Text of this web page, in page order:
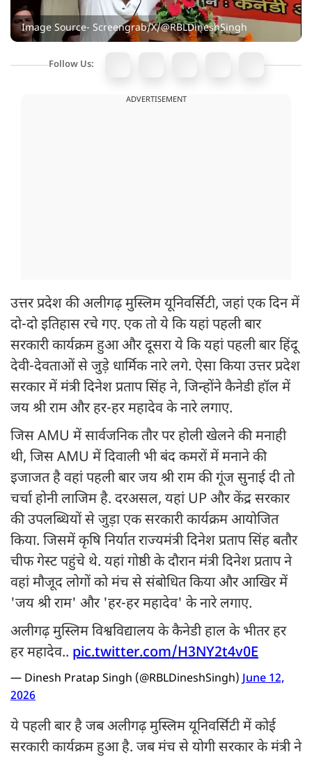
Image Source- Screengrab/X/@RBLDineshSingh
Follow Us:
ADVERTISEMENT
उत्तर प्रदेश की अलीगढ़ मुस्लिम यूनिवर्सिटी, जहां एक दिन में
दो-दो इतिहास रचे गए. एक तो ये कि यहां पहली बार
सरकारी कार्यक्रम हुआ और दूसरा ये कि यहां पहली बार हिंदू
देवी-देवताओं से जुड़े धार्मिक नारे लगे. ऐसा किया उत्तर प्रदेश
सरकार में मंत्री दिनेश प्रताप सिंह ने, जिन्होंने कैनेडी हॉल में
जय श्री राम और हर-हर महादेव के नारे लगाए.
जिस AMU में सार्वजनिक तौर पर होली खेलने की मनाही
थी, जिस AMU में दिवाली भी बंद कमरों में मनाने की
इजाजत है वहां पहली बार जय श्री राम की गूंज सुनाई दी तो
चर्चा होनी लाजिम है. दरअसल, यहां UP और केंद्र सरकार
की उपलब्धियों से जुड़ा एक सरकारी कार्यक्रम आयोजित
किया. जिसमें कृषि निर्यात राज्यमंत्री दिनेश प्रताप सिंह बतौर
चीफ गेस्ट पहुंचे थे. यहां गोष्ठी के दौरान मंत्री दिनेश प्रताप ने
वहां मौजूद लोगों को मंच से संबोधित किया और आखिर में
'जय श्री राम' और 'हर-हर महादेव' के नारे लगाए.
अलीगढ़ मुस्लिम विश्वविद्यालय के कैनेडी हाल के भीतर हर
हर महादेव.. pic.twitter.com/H3NY2t4v0E
— Dinesh Pratap Singh (@RBLDineshSingh)June 12,
2026
ये पहली बार है जब अलीगढ़ मुस्लिम यूनिवर्सिटी में कोई
सरकारी कार्यक्रम हुआ है. जब मंच से योगी सरकार के मंत्री ने